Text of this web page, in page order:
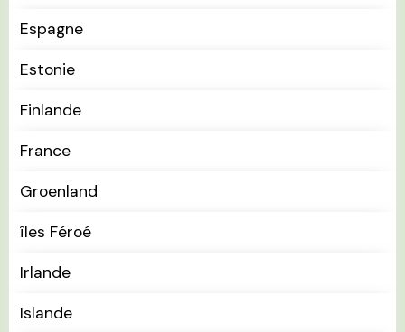
Espagne
Estonie
Finlande
France
Groenland
îles Féroé
Irlande
Islande